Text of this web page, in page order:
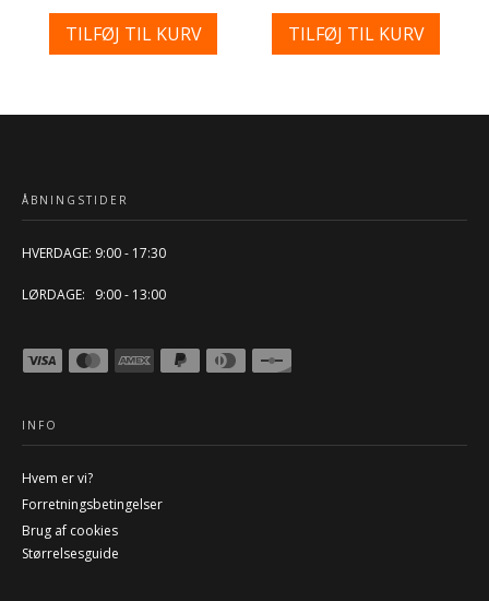
TILFØJ TIL KURV TILFØJ TIL KURV
ÅBNINGSTIDER
HVERDAGE: 9:00 - 17:30
LØRDAGE: 9:00 - 13:00
INFO
Hvem er vi?
Forretningsbetingelser
Brug af cookies
Størrelsesguide